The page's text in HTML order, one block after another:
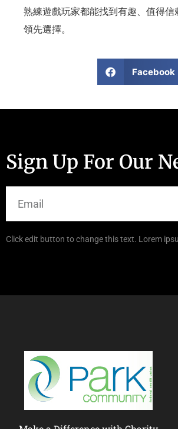
熟練遊戲玩家都能找到有趣、值得
領先選擇。
Facebook
Sign Up For Our
Click edit button to change this text. Lorem